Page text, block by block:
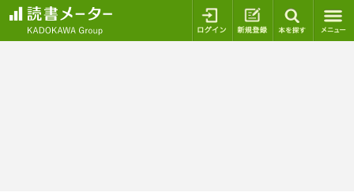
ログイン 新規登録